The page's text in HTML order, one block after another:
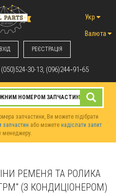
ВХIД РЕЄСТРАЦІЯ
Укр
Валюта
30-13, (096)244‑91‑65
запчастини, Ви можете підібрати
запчастин або можете надіслати запит
менеджеру.
РЕМЕНЯ ТА РОЛИКА
(З КОНДИЦІОНЕРОМ)